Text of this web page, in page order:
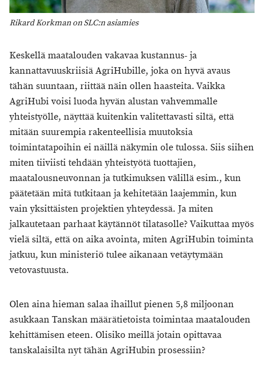
Rikard Korkman on SLC:n asiamies
Keskellä maatalouden vakavaa kustannus- ja
kannattavuuskriisiä AgriHubille, joka on hyvä avaus
tähän suuntaan, riittää näin ollen haasteita. Vaikka
AgriHubi voisi luoda hyvän alustan vahvemmalle
yhteistyölle, näyttää kuitenkin valitettavasti siltä, että
mitään suurempia rakenteellisia muutoksia
toimintatapoihin ei näillä näkymin ole tulossa. Siis siihen
miten tiiviisti tehdään yhteistyötä tuottajien,
maatalousneuvonnan ja tutkimuksen välillä esim., kun
päätetään mitä tutkitaan ja kehitetään laajemmin, kun
vain yksittäisten projektien yhteydessä. Ja miten
jalkautetaan parhaat käytännöt tilatasolle? Vaikuttaa myös
vielä siltä, että on aika avointa, miten AgriHubin toiminta
jatkuu, kun ministeriö tulee aikanaan vetäytymään
vetovastuusta.
Olen aina hieman salaa ihaillut pienen 5,8 miljoonan
asukkaan Tanskan määrätietoista toimintaa maatalouden
kehittämisen eteen. Olisiko meillä jotain opittavaa
tanskalaisilta nyt tähän AgriHubin prosessiin?